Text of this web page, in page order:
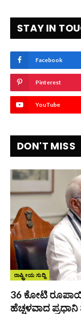
STAY IN
Facebook
Pinterest
YouTube
DON'T MISS
ರಾಷ್ಟ್ರೀಯ ಸುದ್ದಿ
36 ಕೋಟಿ
ಹೆಚ್ಚಳವಾದ